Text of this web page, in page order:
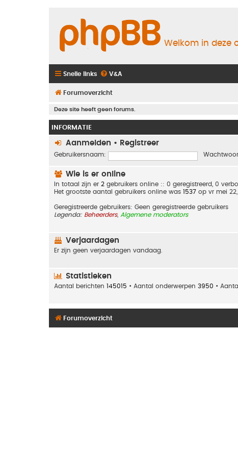
Welkom in deze
Snelle links V&A
Forumoverzicht
Deze site heeft geen forums.
INFORMATIE
Aanmelden • Registreer
Gebruikersnaam:
Wie is er online
In totaal zijn er 2 gebruikers online :: 0 geregistreerd, 0
Het grootste aantal gebruikers online was 1537 op vr mei
Geregistreerde gebruikers: Geen geregistreerde gebruikers
Legenda: Beheerders, Algemene moderators
Verjaardagen
Er zijn geen verjaardagen vandaag.
Statistieken
Aantal berichten 145015 • Aantal onderwerpen 3950 •
Forumoverzicht